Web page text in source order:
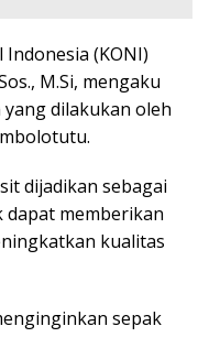
(KONI)
M.Si, mengaku
dilakukan oleh
dijadikan sebagai
memberikan
kualitas
sepak